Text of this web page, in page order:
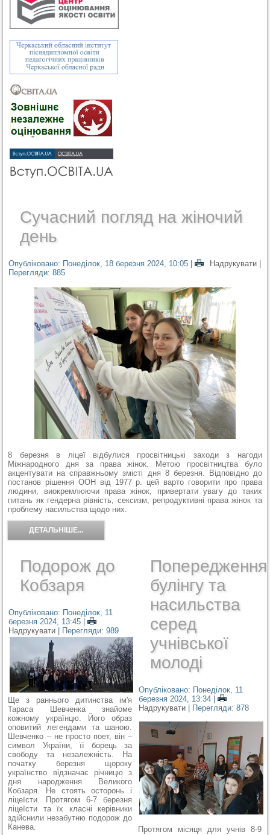
Сучасний погляд на жіночий
день
Опубліковано: Понеділок, 18 березня 2024, 10:05 | Надрукувати
Перегляди: 885
8 березня в ліцеї відбулися просвітницькі заходи з нагоди
Міжнародного дня за права жінок. Метою просвітництва було
акцентувати на справжньому змісті дня 8 березня. Відповідно до
постанов рішення ООН від 1977 р. цей варто говорити про права
людини, виокремлюючи права жінок, привертати увагу до таких
питань як гендерна рівність, сексизм, репродуктивні права жінок та
проблему насильства щодо них.
ДЕТАЛЬНІШЕ...
Подорож до
Кобзаря
Опубліковано: Понеділок, 11
березня 2024, 13:45 |
Надрукувати
| Перегляди: 989
Ще з раннього дитинства ім'я
Тараса Шевченка знайоме
кожному українцю. Його образ
оповитий легендами та шаною.
Шевченко – не просто поет, він –
символ України, її борець за
свободу та незалежність. На
початку березня щороку
українство відзначає річницю з
дня народження Великого
Кобзаря. Не стоять осторонь і
ліцеїсти. Протягом 6-7 березня
ліцеїсти та їх класні керівники
здійснили незабутню подорож до
Канева.
Попередження
булінгу та
насильства
серед
учнівської
молоді
Опубліковано: Понеділок, 11
березня 2024, 13:34|
Надрукувати
| Перегляди: 878
Протягом місяця для учнів 8-9